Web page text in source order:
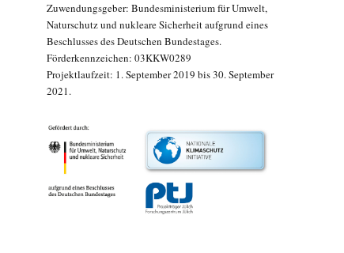
Zuwendungsgeber: Bundesministerium für Umwelt,
Naturschutz und nukleare Sicherheit aufgrund eines
Beschlusses des Deutschen Bundestages.
Förderkennzeichen: 03KKW0289
Projektlaufzeit: 1. September 2019 bis 30. September
2021.